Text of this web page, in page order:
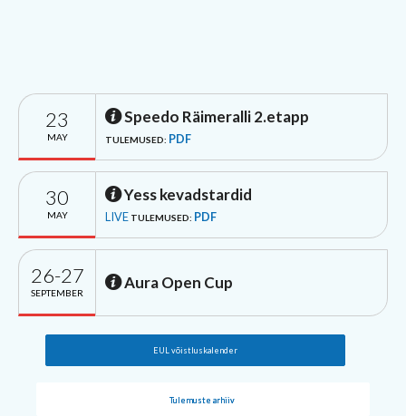
23
MAY
Speedo Räimeralli 2.etapp
TULEMUSED: PDF
30
MAY
Yess kevadstardid
LIVE TULEMUSED: PDF
26-27
SEPTEMBER
Aura Open Cup
EUL võistluskalender
Tulemuste arhiiv